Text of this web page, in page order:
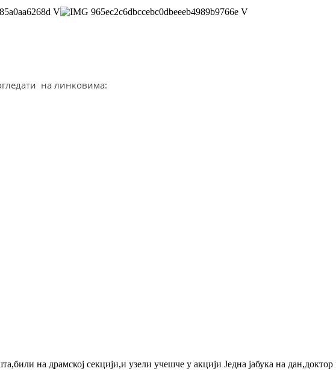
на линковима:
на драмској секцији,и узели учешче у акцији Једна јабука на дан,доктор